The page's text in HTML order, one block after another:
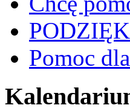
Pomoc